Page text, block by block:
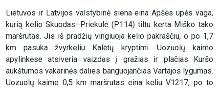
Lietuvos ir Latvijos valstybinė siena eina Apšės upės vaga,
kurią kelio Skuodas–Priekulė (P114) tiltu kerta Miško tako
maršrutas. Jis iš pradžių vingiuoja kelio pakraščiu, o po 1,7
km pasuka žvyrkeliu Kalėtų kryptimi. Uozuolų kaimo
apylinkėse atsiveria vaizdas į gražias ir plačias Kuršo
aukštumos vakarinės dalies banguojančias Vartajos lygumas.
Uozuolų kaime 0,5 km maršrutas eina keliu V1217, po to